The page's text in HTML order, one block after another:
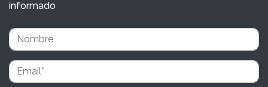
informado